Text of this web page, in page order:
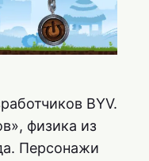
BYV.
физика из
Персонажи